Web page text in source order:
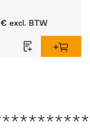
excl. BTW